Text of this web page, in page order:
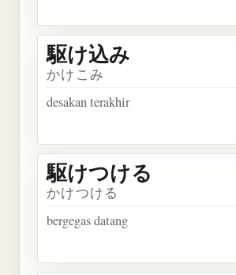
駆け込み
かけこみ
desakan terakhir
駆けつける
かけつける
bergegas datang